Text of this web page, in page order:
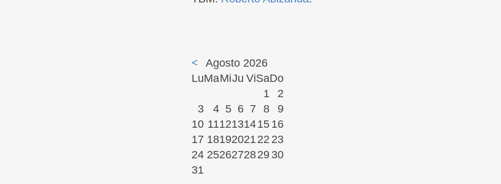
<
Agosto 2026
LuMaMiJu ViSaDo
1
2
3
4 5 6 7 8
9
10 1112131415 16
17 18192021 22 23
24 2526272829 30
31